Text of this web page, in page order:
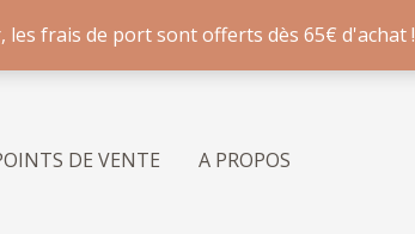
les frais de port sont offerts dès 65€ d'achat !
DE VENTE A PROPOS